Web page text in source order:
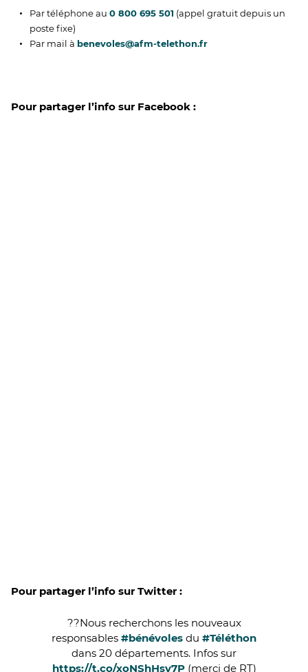
Par téléphone au 0 800 695 501 (appel gratuit depuis un
poste fixe)
Par mail à benevoles@afm-telethon.fr
Pour partager l’info sur Facebook :
Pour partager l’info sur Twitter :
??Nous recherchons les nouveaux
responsables #bénévoles du #Téléthon
dans 20 départements. Infos sur
https://t.co/xoNShHsv7P(merci de RT)